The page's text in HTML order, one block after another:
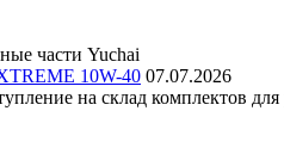
части Yuchai
10W-40 07.07.2026
на склад комплектов